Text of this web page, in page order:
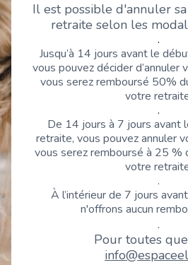
Il est possible d'annuler
retraite selon les
.
Jusqu’à 14 jours avant le
vous pouvez décider
vous serez remboursé 50%
votre
.
De 14 jours à 7 jours avant
retraite, vous pouvez annuler
vous serez remboursé à 25
votre
.
À l’intérieur de 7 jours
n'offrons aucun
.
Pour toutes